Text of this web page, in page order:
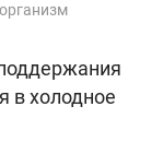
в холодное